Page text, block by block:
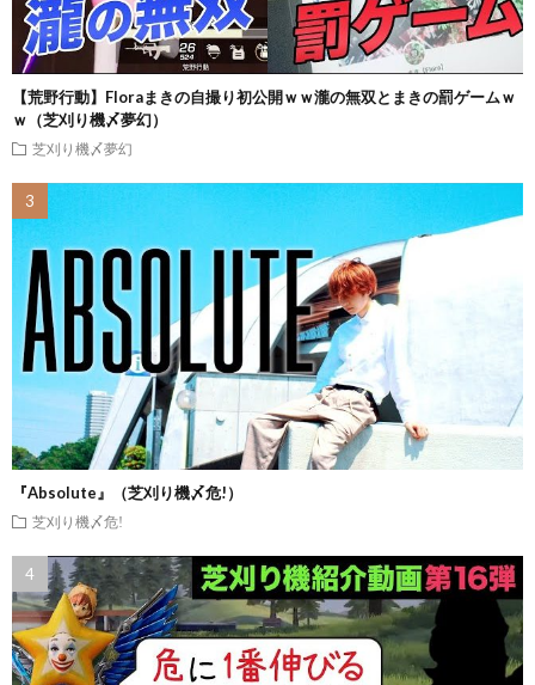
【荒野行動】Floraまきの自撮り初公開ｗｗ瀧の無双とまきの罰ゲームｗ
ｗ（芝刈り機〆夢幻）
芝刈り機〆夢幻
『Absolute』（芝刈り機〆危!）
芝刈り機〆危!